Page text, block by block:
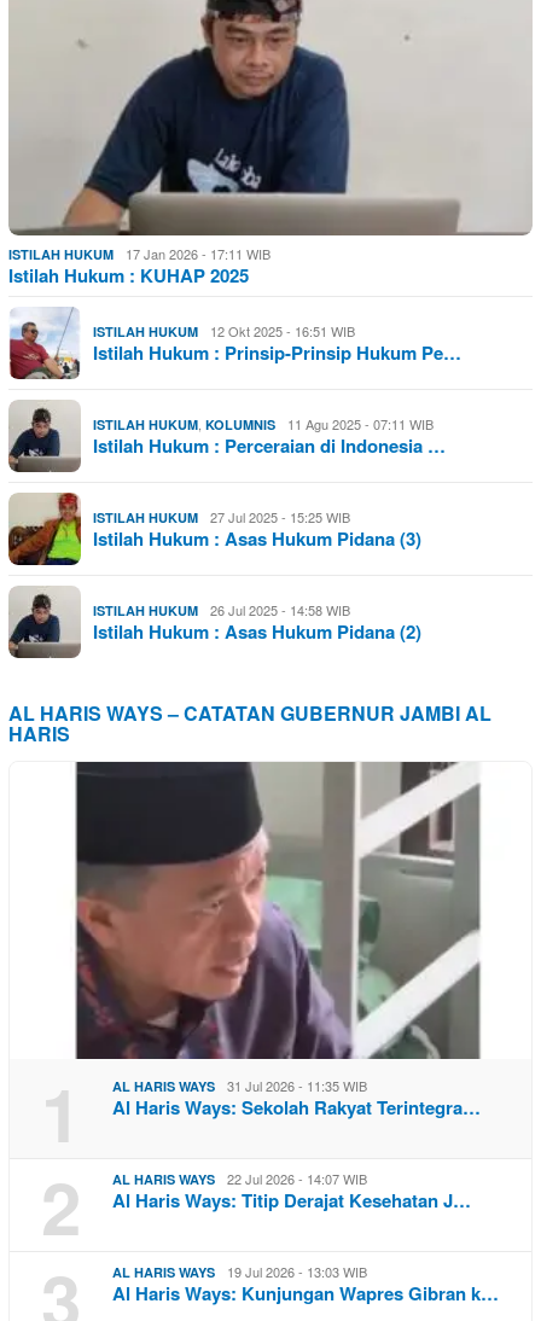
ISTILAH HUKUM 17 Jan 2026 - 17:11 WIB
Istilah Hukum : KUHAP 2025
ISTILAH HUKUM 12 Okt 2025 - 16:51 WIB
Istilah Hukum : Prinsip-Prinsip Hukum Pe…
ISTILAH HUKUM, KOLUMNIS 11 Agu 2025 - 07:11 WIB
Istilah Hukum : Perceraian di Indonesia …
ISTILAH HUKUM 27 Jul 2025 - 15:25 WIB
Istilah Hukum : Asas Hukum Pidana (3)
ISTILAH HUKUM 26 Jul 2025 - 14:58 WIB
Istilah Hukum : Asas Hukum Pidana (2)
AL HARIS WAYS – CATATAN GUBERNUR JAMBI AL
HARIS
1 AL HARIS WAYS 31 Jul 2026 - 11:35 WIB
Al Haris Ways: Sekolah Rakyat Terintegra…
2 AL HARIS WAYS 22 Jul 2026 - 14:07 WIB
Al Haris Ways: Titip Derajat Kesehatan J…
3 AL HARIS WAYS 19 Jul 2026 - 13:03 WIB
Al Haris Ways: Kunjungan Wapres Gibran k…